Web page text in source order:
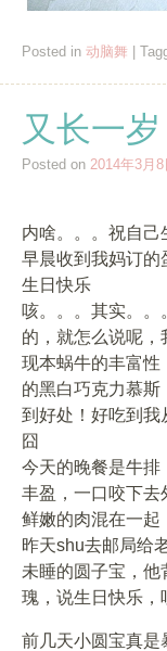
Posted in 动脑舞
又长一岁
Posted on 2014年3月8
内啥。。。祝自己
早晨收到我妈订的
生日快乐
咳。。。其实。
的，就怎么说呢
现本蜗牛的丰富性
的黑白巧克力慕斯
到好处！好吃到我
囧
今天的晚餐是牛排
丰盈，一口咬下去
鲜嫩的肉混在一起
昨天shu去邮局给
未睡的圆子宝，
瑰，说生日快乐，
前几天小圆宝真是